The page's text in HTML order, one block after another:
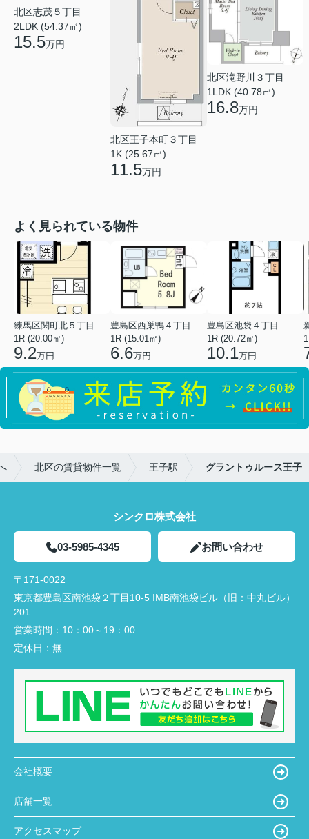
北区志茂５丁目
2LDK (54.37㎡)
15.5万円
北区王子本町３丁目
1K (25.67㎡)
11.5万円
北区滝野川３丁目
1LDK (40.78㎡)
16.8万円
よく見られている物件
練馬区関町北５丁目
1R (20.00㎡)
9.2万円
豊島区西巣鴨４丁目
1R (15.01㎡)
6.6万円
豊島区池袋４丁目
1R (20.72㎡)
10.1万円
北区の賃貸物件一覧 王子駅 グラントゥルース王子
シンクロ株式会社
03-5985-4345 お問い合わせ
〒171-0022
東京都豊島区南池袋２丁目10-5 IMB南池袋ビル（旧：中丸ビル）
201
営業時間： 10：00～19：00
定休日： 無
会社概要
店舗一覧
アクセスマップ